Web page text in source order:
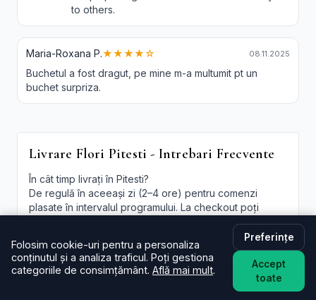
to others.
Maria-Roxana P.★★★★☆ 08.11.2025
Buchetul a fost dragut, pe mine m-a multumit pt un
buchet surpriza.
Livrare Flori Pitesti - Intrebari Frecvente
În cât timp livrați în Pitesti?
De regulă în aceeași zi (2–4 ore) pentru comenzi
plasate în intervalul programului. La checkout poți
livrare flori Pitesti
Este livrarea de flori la domiciliu în Pitesti disponibilă și
sâmbăta?
Da, în majoritatea cazurilor livrăm și sâmbăta. În
Folosim cookie-uri pentru a personaliza
conținutul și a analiza traficul. Poți gestiona
categoriile de consimțământ. Află mai mult.
Preferințe
Accept
toate